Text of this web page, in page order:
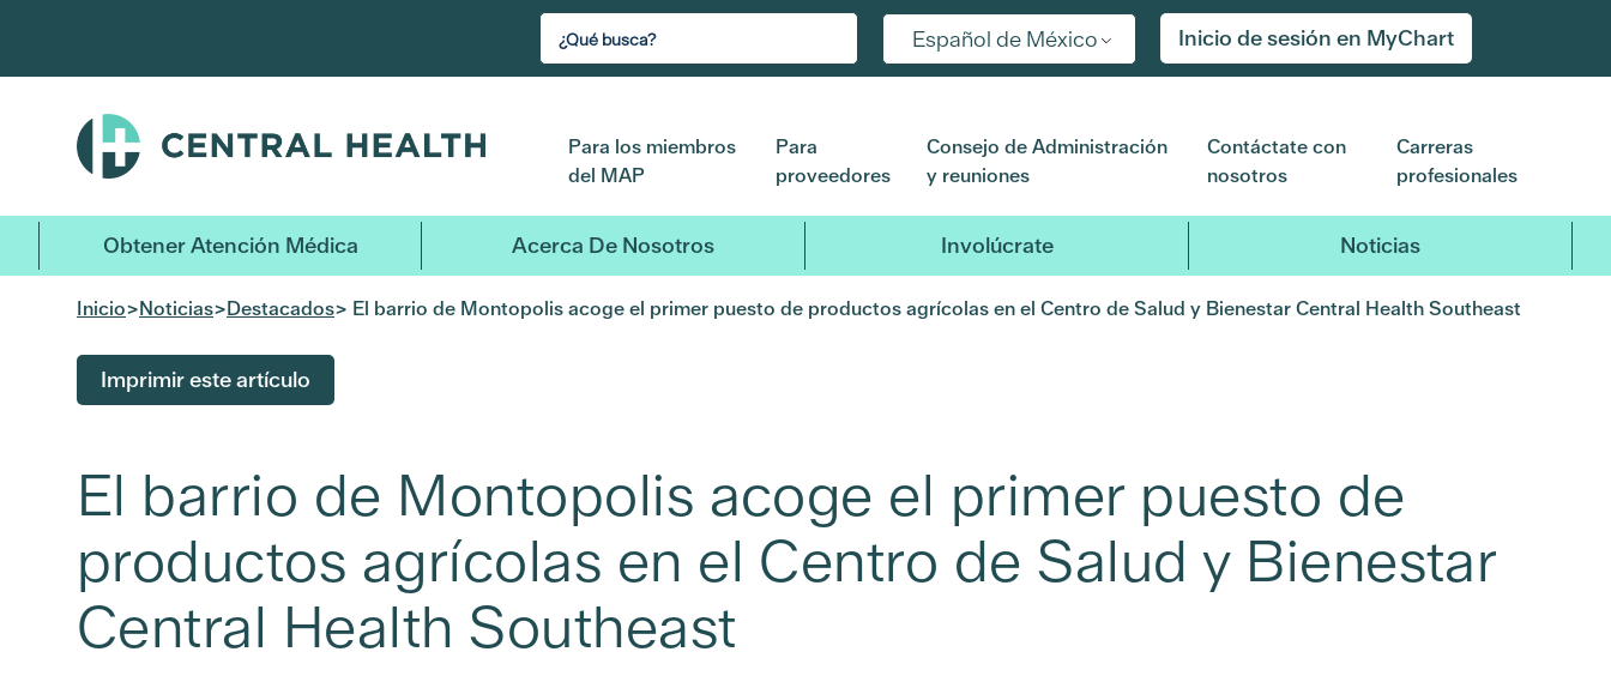
contenido
Español de México Inicio de sesión en MyChart
Para los miembros
del MAP
Para
proveedores
Consejo de Administración
y reuniones
Contáctate con
nosotros
Carreras
profesionales
Obtener Atención Médica Acerca De Nosotros Involúcrate Noticias
Inicio>Noticias>Destacados> El barrio de Montopolis acoge el primer puesto de productos agrícolas en el Centro de Salud y Bienestar Central Health Southeast
Imprimir este artículo
El barrio de Montopolis acoge el primer puesto de
productos agrícolas en el Centro de Salud y Bienestar
Central Health Southeast